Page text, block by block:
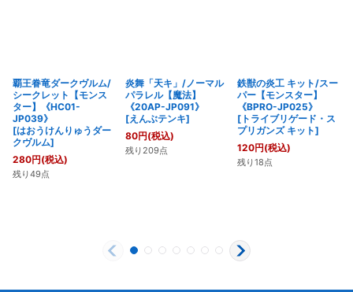
覇王眷竜ダークヴルム/
シークレット【モンス
ター】《HC01-
JP039》
[はおうけんりゅうダー
クヴルム]
280円(税込)
残り49点
炎舞「天キ」/ノーマル
パラレル【魔法】
《20AP-JP091》
[えんぶテンキ]
80円(税込)
残り209点
鉄獣の炎工 キット/スー
パー【モンスター】
《BPRO-JP025》
[ トライブリゲード・ス
プリガンズ キット]
120円(税込)
残り18点